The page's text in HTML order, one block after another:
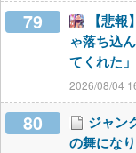
79
【悲
ゃ落ち込
てくれた」
2026/08/04
80
ジャン
の舞にな